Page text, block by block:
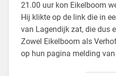
21.00 uur kon Eikelboom
Hij klikte op de link die in
van Lagendijk zat, die dus
Zowel Eikelboom als
op hun pagina melding